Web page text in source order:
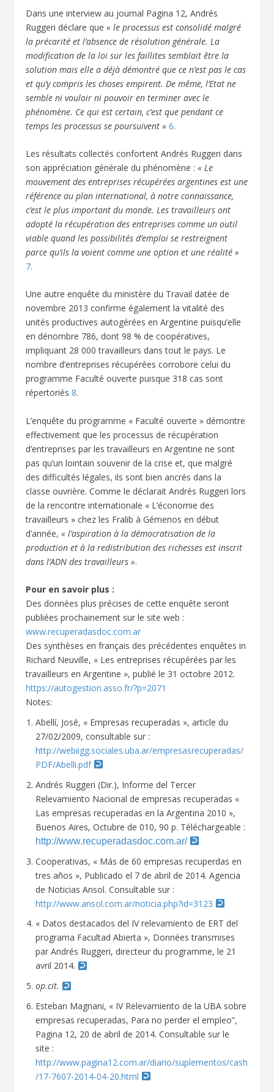
Dans une interview au journal Pagina 12, Andrés
Ruggeri déclare que« le processus est consolidé malgré
la précarité et l’absence de résolution générale. La
modification de la loi sur les faillites semblait être la
solution mais elle a déjà démontré que ce n’est pas le cas
et qu’y compris les choses empirent. De même, l’Etat ne
semble ni vouloir ni pouvoir en terminer avec le
phénomène. Ce qui est certain, c’est que pendant ce
temps les processus se poursuivent » 6.
Les résultats collectés confortent Andrés Ruggeri dans
son appréciation générale du phénomène :« Le
mouvement des entreprises récupérées argentines est une
référence au plan international, à notre connaissance,
c’est le plus important du monde. Les travailleurs ont
adopté la récupération des entreprises comme un outil
viable quand les possibilités d’emploi se restreignent
parce qu’ils la voient comme une option et une réalité »
7.
Une autre enquête du ministère du Travail datée de
novembre 2013 confirme également la vitalité des
unités productives autogérées en Argentine puisqu’elle
en dénombre 786, dont 98 % de coopératives,
impliquant 28 000 travailleurs dans tout le pays. Le
nombre d’entreprises récupérées corrobore celui du
programme Faculté ouverte puisque 318 cas sont
répertoriés8.
L’enquête du programme « Faculté ouverte » démontre
effectivement que les processus de récupération
d’entreprises par les travailleurs en Argentine ne sont
pas qu’un lointain souvenir de la crise et, que malgré
des difficultés légales, ils sont bien ancrés dans la
classe ouvrière. Comme le déclarait Andrés Ruggeri lors
de la rencontre internationale « L’économie des
travailleurs » chez les Fralib à Gémenos en début
d’année,« l’aspiration à la démocratisation de la
production et à la redistribution des richesses est inscrit
dans l’ADN des travailleurs ».
Pour en savoir plus :
Des données plus précises de cette enquête seront
publiées prochainement sur le site web :
www.recuperadasdoc.com.ar
Des synthèses en français des précédentes enquêtes in
Richard Neuville, « Les entreprises récupérées par les
travailleurs en Argentine », publié le 31 octobre 2012.
https://autogestion.asso.fr/?p=2071
Notes:
Abellí, José, « Empresas recuperadas », article du
27/02/2009, consultable sur :
http://webiigg.sociales.uba.ar/empresasrecuperadas/
PDF/Abelli.pdf
Andrés Ruggeri (Dir.), Informe del Tercer
Relevamiento Nacional de empresas recuperadas «
Las empresas recuperadas en la Argentina 2010 »,
Buenos Aires, Octubre de 010, 90 p. Téléchargeable :
http://www.recuperadasdoc.com.ar/
Cooperativas, « Más de 60 empresas recuperdas en
tres años », Publicado el 7 de abril de 2014. Agencia
de Noticias Ansol. Consultable sur :
http://www.ansol.com.ar/noticia.php?id=3123
« Datos destacados del IV relevamiento de ERT del
programa Facultad Abierta », Données transmises
par Andrés Ruggeri, directeur du programme, le 21
avril 2014.
op.cit.
Esteban Magnani, « IV Relevamiento de la UBA sobre
empresas recuperadas, Para no perder el empleo”,
Pagina 12, 20 de abril de 2014. Consultable sur le
site :
http://www.pagina12.com.ar/diario/suplementos/cash
/17-7607-2014-04-20.html